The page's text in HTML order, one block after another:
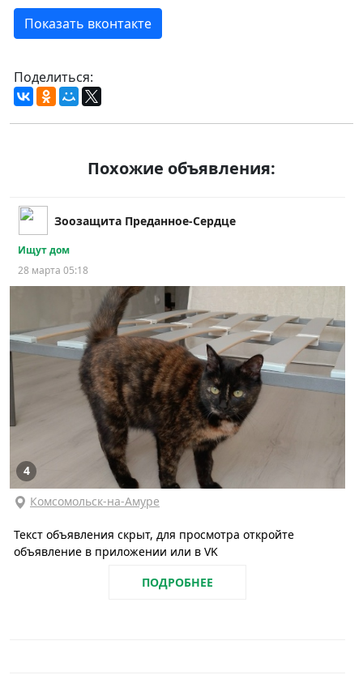
Показать вконтакте
Поделиться:
Похожие объявления:
Зоозащита Преданное-Сердце
Ищут дом
28 марта 05:18
4
Комсомольск-на-Амуре
Текст объявления скрыт, для просмотра откройте
объявление в приложении или в VK
ПОДРОБНЕЕ